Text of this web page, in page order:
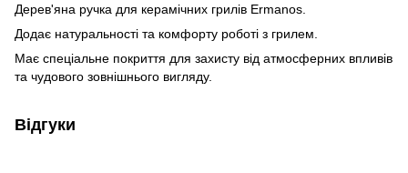
Дерев'яна ручка для керамічних грилів Ermanos.
Додає натуральності та комфорту роботі з грилем.
Має спеціальне покриття для захисту від атмосферних впливів
та чудового зовнішнього вигляду.
Відгуки